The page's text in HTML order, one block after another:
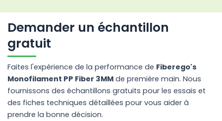
Demander un échantillon
gratuit
Faites l'expérience de la performance de Fiberego's
Monofilament PP Fiber 3MMde première main. Nous
fournissons des échantillons gratuits pour les essais et
des fiches techniques détaillées pour vous aider à
prendre la bonne décision.